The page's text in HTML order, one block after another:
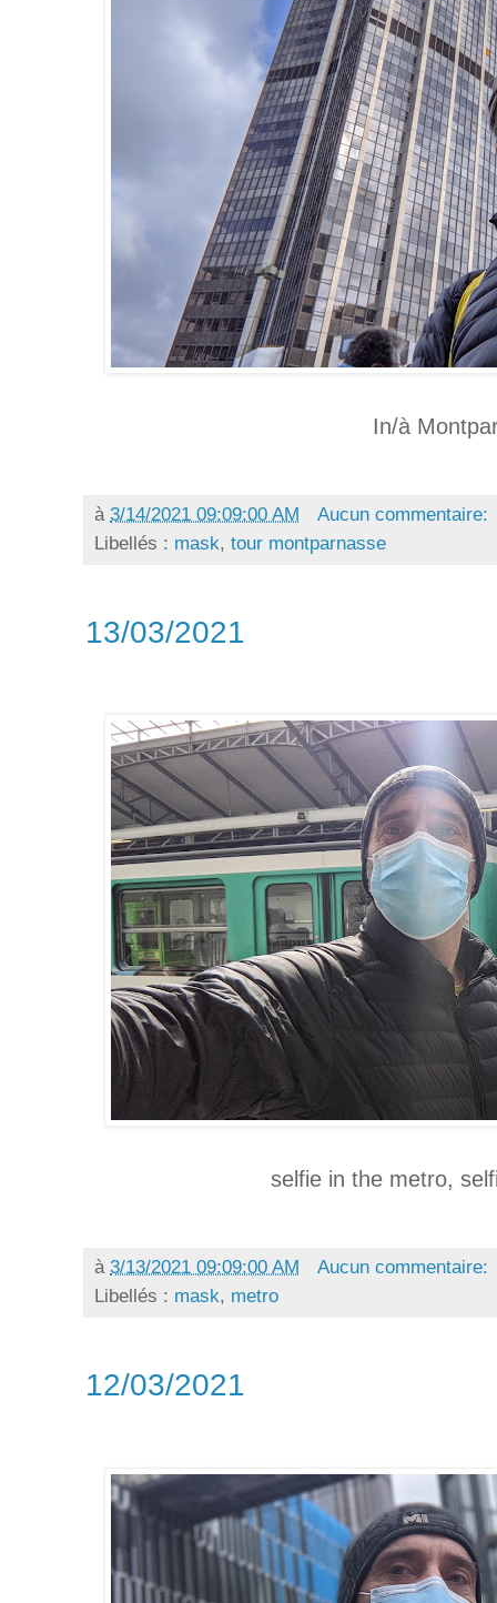
In/à
à 3/14/2021 09:09:00 AM
Aucun commentaire:
Libellés : mask, tour montparnasse
13/03/2021
selfie in the metro,
à 3/13/2021 09:09:00 AM
Aucun commentaire:
Libellés : mask, metro
12/03/2021